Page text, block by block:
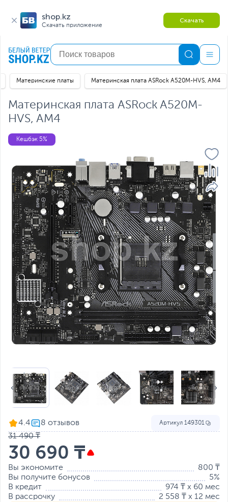
shop.kz
Скачать приложение
Скачать
Материнские платы Материнская плата ASRock A520M-HVS, AM4
Материнская плата ASRock A520M-
HVS, AM4
Кешбэк 5%
4.4 Артикул 149301
31 490 ₸
30 690 ₸
Вы экономите
800 ₸
Вы получите бонусов
5%
В кредит
974 ₸ x 60 мес
В рассрочку
2 558 ₸ x 12 мес